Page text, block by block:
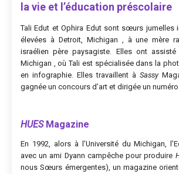
la vie et l’éducation préscolaire
Tali Edut et Ophira Edut sont sœurs jumelles
élevées à Detroit, Michigan , à une mère
israélien père paysagiste. Elles ont assisté
Michigan , où Tali est spécialisée dans la
en infographie. Elles travaillent à Sassy
gagnée un concours d’art et dirigée un
HUESMagazine
En 1992, alors à l’Université du Michigan,
avec un ami Dyann campêche pour produire
nous Sœurs émergentes), un magazine